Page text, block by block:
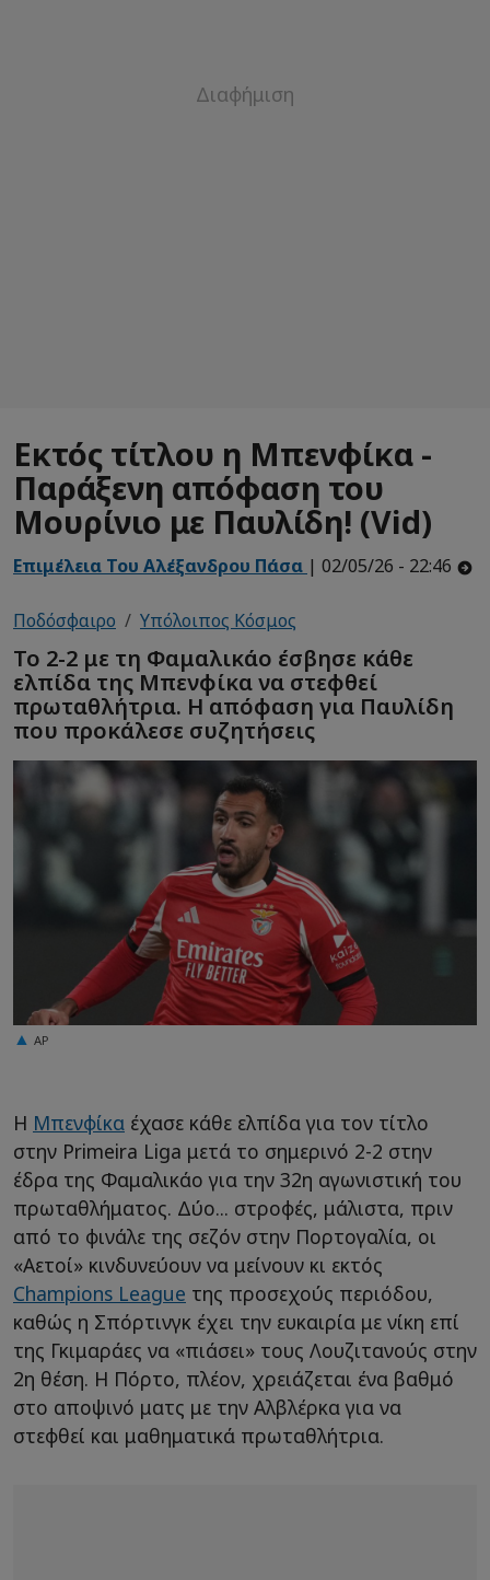
Εκτός τίτλου η Μπενφίκα -
Παράξενη απόφαση του
Μουρίνιο με Παυλίδη! (Vid)
Επιμέλεια Του Αλέξανδρου Πάσα | 02/05/26 - 22:46
Ποδόσφαιρο Υπόλοιπος Κόσμος
Το 2-2 με τη Φαμαλικάο έσβησε κάθε
ελπίδα της Μπενφίκα να στεφθεί
πρωταθλήτρια. Η απόφαση για Παυλίδη
που προκάλεσε συζητήσεις
AP
Η Μπενφίκα έχασε κάθε ελπίδα για τον τίτλο
στην Primeira Liga μετά το σημερινό 2-2 στην
έδρα της Φαμαλικάο για την 32η αγωνιστική του
πρωταθλήματος. Δύο... στροφές, μάλιστα, πριν
από το φινάλε της σεζόν στην Πορτογαλία, οι
«Αετοί» κινδυνεύουν να μείνουν κι εκτός
Champions League της προσεχούς περιόδου,
καθώς η Σπόρτινγκ έχει την ευκαιρία με νίκη επί
της Γκιμαράες να «πιάσει» τους Λουζιτανούς στην
2η θέση. Η Πόρτο, πλέον, χρειάζεται ένα βαθμό
στο αποψινό ματς με την Αλβλέρκα για να
στεφθεί και μαθηματικά πρωταθλήτρια.